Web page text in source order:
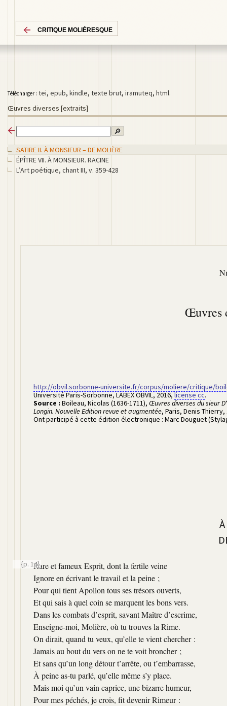
CRITIQUE MOLIÉRESQUE
Télécharger : tei, epub, kindle, texte brut, iramuteq, html.
Œuvres diverses [extraits]
🔎
SATIRE II. À MONSIEUR – DE MOLIÈRE
ÉPÎTRE VII. À MONSIEUR. RACINE
L’Art poétique, chant III, v. 359-428
Œuvres
http://obvil.sorbonne-universite.fr/corpus/moliere/critique/
Université Paris-Sorbonne, LABEX OBVIL,2016,license cc.
Source : Boileau, Nicolas (1636-1711), Œuvres diverses du sieur
Longin. Nouvelle Edition revue et augmentée, Paris, Denis Thierry,
Ont participé à cette édition électronique : Marc Douguet
{p. 14}Rare et fameux Esprit, dont la fertile veine
Ignore en écrivant le travail et la peine ;
Pour qui tient Apollon tous ses trésors ouverts,
Et qui sais à quel coin se marquent les bons vers.
Dans les combats d’esprit, savant Maître d’escrime,
Enseigne-moi, Molière, où tu trouves la Rime.
On dirait, quand tu veux, qu’elle te vient chercher :
Jamais au bout du vers on ne te voit broncher ;
Et sans qu’un long détour t’arrête, ou t’embarrasse,
À peine as-tu parlé, qu’elle même s’y place.
Mais moi qu’un vain caprice, une bizarre humeur,
Pour mes péchés, je crois, fit devenir Rimeur :